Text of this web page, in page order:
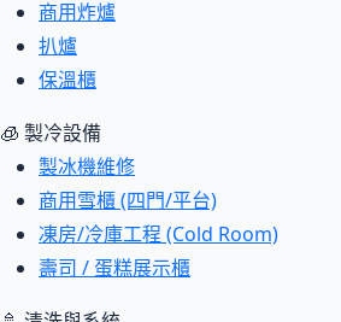
商用炸爐
扒爐
保溫櫃
🧊 製冷設備
製冰機維修
商用雪櫃 (四門/平台)
凍房/冷庫工程 (Cold Room)
壽司 / 蛋糕展示櫃